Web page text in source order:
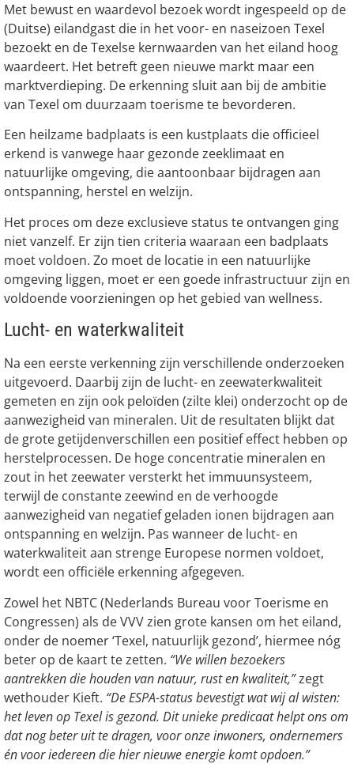
Met bewust en waardevol bezoek wordt ingespeeld op de
(Duitse) eilandgast die in het voor- en naseizoen Texel
bezoekt en de Texelse kernwaarden van het eiland hoog
waardeert. Het betreft geen nieuwe markt maar een
marktverdieping. De erkenning sluit aan bij de ambitie
van Texel om duurzaam toerisme te bevorderen.
Een heilzame badplaats is een kustplaats die officieel
erkend is vanwege haar gezonde zeeklimaat en
natuurlijke omgeving, die aantoonbaar bijdragen aan
ontspanning, herstel en welzijn.
Het proces om deze exclusieve status te ontvangen ging
niet vanzelf. Er zijn tien criteria waaraan een badplaats
moet voldoen. Zo moet de locatie in een natuurlijke
omgeving liggen, moet er een goede infrastructuur zijn en
voldoende voorzieningen op het gebied van wellness.
Lucht- en waterkwaliteit
Na een eerste verkenning zijn verschillende onderzoeken
uitgevoerd. Daarbij zijn de lucht- en zeewaterkwaliteit
gemeten en zijn ook peloïden (zilte klei) onderzocht op de
aanwezigheid van mineralen. Uit de resultaten blijkt dat
de grote getijdenverschillen een positief effect hebben op
herstelprocessen. De hoge concentratie mineralen en
zout in het zeewater versterkt het immuunsysteem,
terwijl de constante zeewind en de verhoogde
aanwezigheid van negatief geladen ionen bijdragen aan
ontspanning en welzijn. Pas wanneer de lucht- en
waterkwaliteit aan strenge Europese normen voldoet,
wordt een officiële erkenning afgegeven.
Zowel het NBTC (Nederlands Bureau voor Toerisme en
Congressen) als de VVV zien grote kansen om het eiland,
onder de noemer ‘Texel, natuurlijk gezond’, hiermee nóg
beter op de kaart te zetten. “We willen bezoekers
aantrekken die houden van natuur, rust en kwaliteit,”zegt
wethouder Kieft. “De ESPA-status bevestigt wat wij al wisten:
het leven op Texel is gezond. Dit unieke predicaat helpt ons om
dat nog beter uit te dragen, voor onze inwoners, ondernemers
én voor iedereen die hier nieuwe energie komt opdoen.”